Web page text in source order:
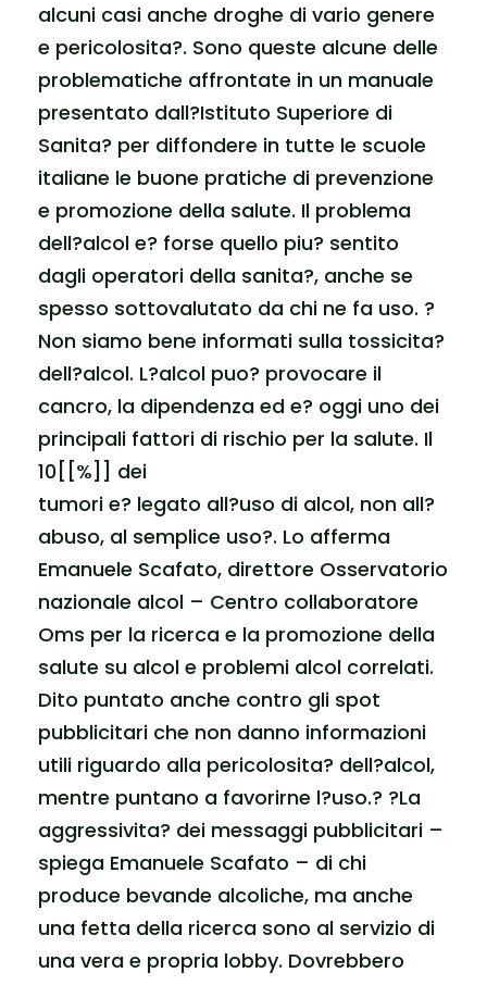
alcuni casi anche droghe di vario genere
e pericolosita?. Sono queste alcune delle
problematiche affrontate in un manuale
presentato dall?Istituto Superiore di
Sanita? per diffondere in tutte le scuole
italiane le buone pratiche di prevenzione
e promozione della salute. Il problema
dell?alcol e? forse quello piu? sentito
dagli operatori della sanita?, anche se
spesso sottovalutato da chi ne fa uso. ?
Non siamo bene informati sulla tossicita?
dell?alcol. L?alcol puo? provocare il
cancro, la dipendenza ed e? oggi uno dei
principali fattori di rischio per la salute. Il
10[[%]] dei
tumori e? legato all?uso di alcol, non all?
abuso, al semplice uso?. Lo afferma
Emanuele Scafato, direttore Osservatorio
nazionale alcol – Centro collaboratore
Oms per la ricerca e la promozione della
salute su alcol e problemi alcol correlati.
Dito puntato anche contro gli spot
pubblicitari che non danno informazioni
utili riguardo alla pericolosita? dell?alcol,
mentre puntano a favorirne l?uso.? ?La
aggressivita? dei messaggi pubblicitari –
spiega Emanuele Scafato – di chi
produce bevande alcoliche, ma anche
una fetta della ricerca sono al servizio di
una vera e propria lobby. Dovrebbero